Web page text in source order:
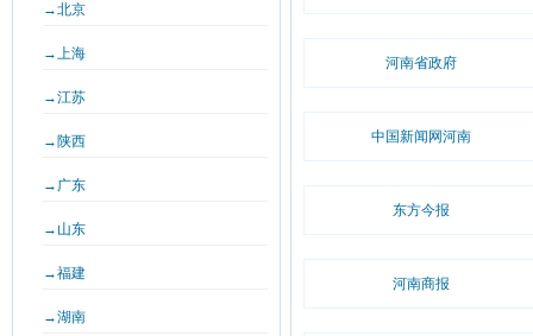
河南省政府
中国新闻网河南
东方今报
河南商报
→北京
→上海
→江苏
→陕西
→广东
→山东
→福建
→湖南